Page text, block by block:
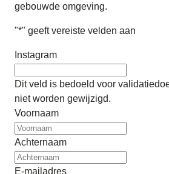
gebouwde omgeving.
"*" geeft vereiste velden aan
Instagram
Dit veld is bedoeld voor
niet worden gewijzigd.
Voornaam
Achternaam
E-mailadres